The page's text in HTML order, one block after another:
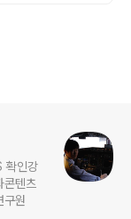
콘텐츠
구원